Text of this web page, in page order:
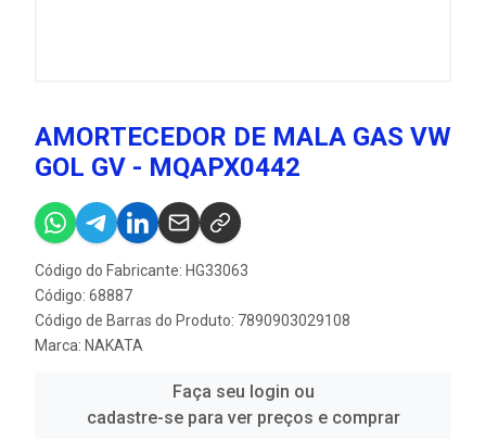
AMORTECEDOR DE MALA GAS VW
GOL GV - MQAPX0442
Código do Fabricante: HG33063
Código: 68887
Código de Barras do Produto: 7890903029108
Marca: NAKATA
Faça seu login ou
cadastre-se para ver preços e comprar